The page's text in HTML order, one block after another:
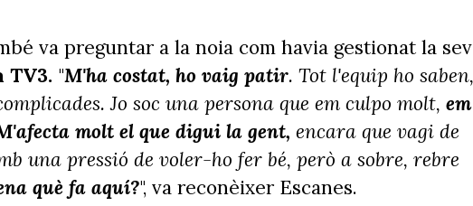
va preguntar a la noia com havia gestionat la
TV3. "M'ha costat, ho vaig patir. Tot l'equip ho saben,
Jo soc una persona que em culpo molt, em
molt el que digui la gent, encara que vagi de
una pressió de voler-ho fer bé, però a sobre, rebre
què fa aquí?", va reconèixer Escanes.